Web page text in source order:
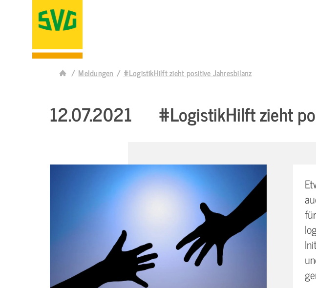
Meldungen #LogistikHilft zieht positive Jahresbilanz
12.07.2021 #LogistikHilft zieht